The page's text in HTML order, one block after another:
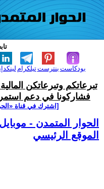
تيلكرامبنترست بودكاست
تبرعاتكم وتبرعاتكن
فشاركونا في دعم
[اشترك في قناة
الحوار المتمدن - موبايل
الموقع الرئيسي